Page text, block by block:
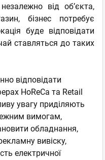
від об’єкта,
бізнес потребує
буде відповідати
ставляться до таких
відповідати
HoReCa та Retail
увагу приділяють
вимогам,
обладнання,
вивіску,
електричної